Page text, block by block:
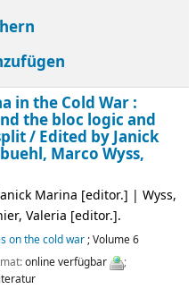
in the Cold War :
the bloc logic and
/ Edited by Janick
Marco Wyss,
Marina [editor.] | Wyss,
Valeria [editor.].
on the cold war; Volume 6
online verfügbar
;